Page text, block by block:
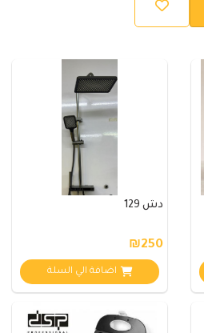
دش 129
₪250
اضافة الي السلة